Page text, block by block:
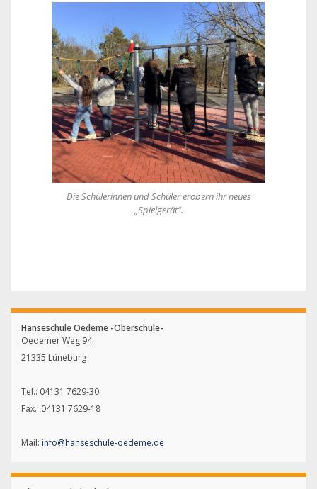
Die Schülerinnen und Schüler erobern ihr neues
„Spielgerät“.
Hanseschule Oedeme -Oberschule-
Oedemer Weg 94
21335 Lüneburg
Tel.: 04131 7629-30
Fax.: 04131 7629-18
Mail: info@hanseschule-oedeme.de